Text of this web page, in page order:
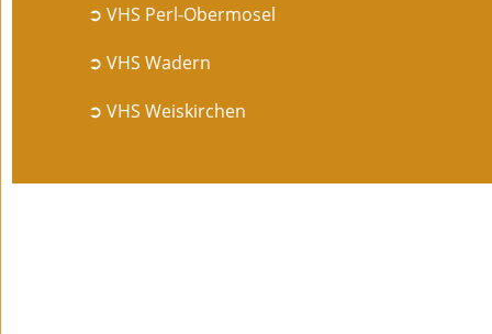
➲ VHS Perl-Obermosel
➲ VHS Wadern
➲ VHS Weiskirchen